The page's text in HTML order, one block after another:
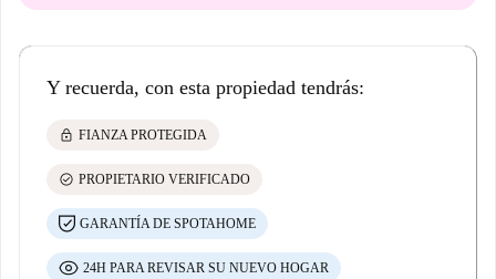
Y recuerda, con esta propiedad tendrás:
lock FIANZA PROTEGIDA
check_circle PROPIETARIO VERIFICADO
GARANTÍA DE SPOTAHOME
24H PARA REVISAR SU NUEVO HOGAR